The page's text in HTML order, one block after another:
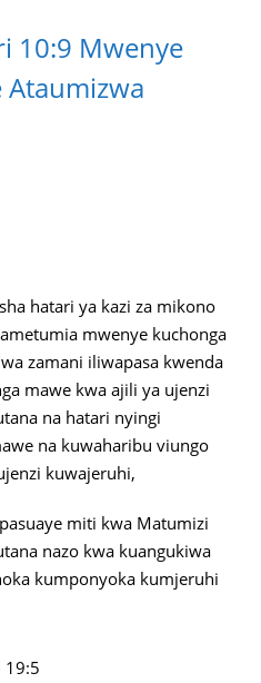
10:9 Mwenye
Ataumizwa
hatari ya kazi za mikono
mwenye kuchonga
zamani iliwapasa kwenda
mawe kwa ajili ya ujenzi
na hatari nyingi
na kuwaharibu viungo
kuwajeruhi,
miti kwa Matumizi
nazo kwa kuangukiwa
kumponyoka kumjeruhi
19:5